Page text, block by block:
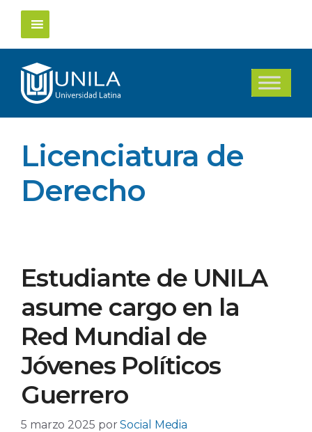
Saltar
contenido
Licenciatura de
Derecho
Estudiante de UNILA
asume cargo en la
Red Mundial de
Jóvenes Políticos
Guerrero
5 marzo 2025 porSocial Media